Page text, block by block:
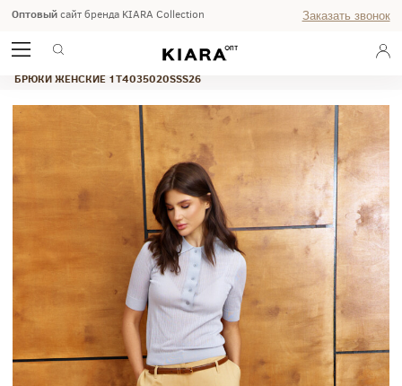
Оптовыйсайт бренда KIARA Collection Заказать звонок
ВЕСНА-ЛЕТО 2026
БРЮКИ ЖЕНСКИЕ 1T4035020SSS26